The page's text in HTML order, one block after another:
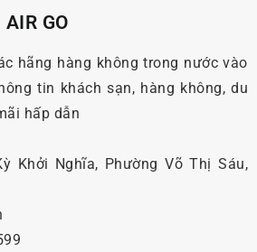
GO
hãng hàng không trong nước vào
tin khách sạn, hàng không, du
hấp dẫn
Khởi Nghĩa, Phường Võ Thị Sáu,